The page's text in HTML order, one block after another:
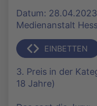
Datum:
Medienanstalt
EINBETTEN
3. Preis in der
18 Jahre)